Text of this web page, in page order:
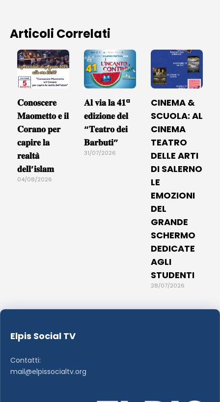
Articoli Correlati
𝐂𝐨𝐧𝐨𝐬𝐜𝐞𝐫𝐞
𝐌𝐚𝐨𝐦𝐞𝐭𝐭𝐨 𝐞 𝐢𝐥
𝐂𝐨𝐫𝐚𝐧𝐨 𝐩𝐞𝐫
𝐜𝐚𝐩𝐢𝐫𝐞 𝐥𝐚
𝐫𝐞𝐚𝐥𝐭𝐚̀
𝐝𝐞𝐥𝐥’𝐢𝐬𝐥𝐚𝐦
04/08/2026
𝐀𝐥 𝐯𝐢𝐚 𝐥𝐚 𝟒𝟏ª
𝐞𝐝𝐢𝐳𝐢𝐨𝐧𝐞 𝐝𝐞𝐥
“𝐓𝐞𝐚𝐭𝐫𝐨 𝐝𝐞𝐢
𝐁𝐚𝐫𝐛𝐮𝐭𝐢”
31/07/2026
CINEMA &
SCUOLA: AL
CINEMA
TEATRO
DELLE ARTI
DI SALERNO
LE
EMOZIONI
DEL
GRANDE
SCHERMO
DEDICATE
AGLI
STUDENTI
28/07/2026
Elpis Social TV
Contatti:
mail@elpissocialtv.org